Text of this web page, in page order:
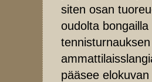
siten osan
oudolta
pääsee